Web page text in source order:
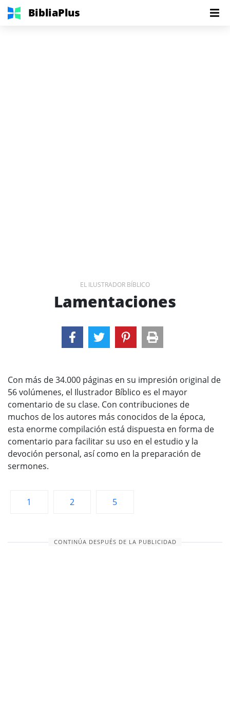
BibliaPlus
EL ILUSTRADOR BÍBLICO
Lamentaciones
Con más de 34.000 páginas en su impresión original de
56 volúmenes, el Ilustrador Bíblico es el mayor
comentario de su clase. Con contribuciones de
muchos de los autores más conocidos de la época,
esta enorme compilación está dispuesta en forma de
comentario para facilitar su uso en el estudio y la
devoción personal, así como en la preparación de
sermones.
1 2 5
CONTINÚA DESPUÉS DE LA PUBLICIDAD